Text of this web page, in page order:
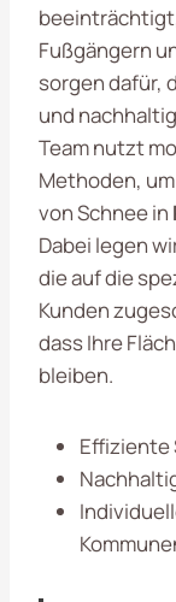
Fußgängern
sorgen dafür,
und
Team nutzt
Methoden,
von Schnee in
Dabei legen
die auf die
Kunden
dass Ihre
bleiben.
Effiziente